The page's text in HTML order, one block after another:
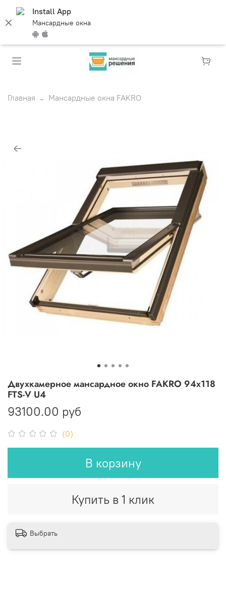
Install App
Мансардные окна
Главная Мансардные окна FAKRO
(0)
Двухкамерное мансардное окно FAKRO 94х118
FTS-V U4
93100.00 руб
В корзину
Купить в 1 клик
Выбрать